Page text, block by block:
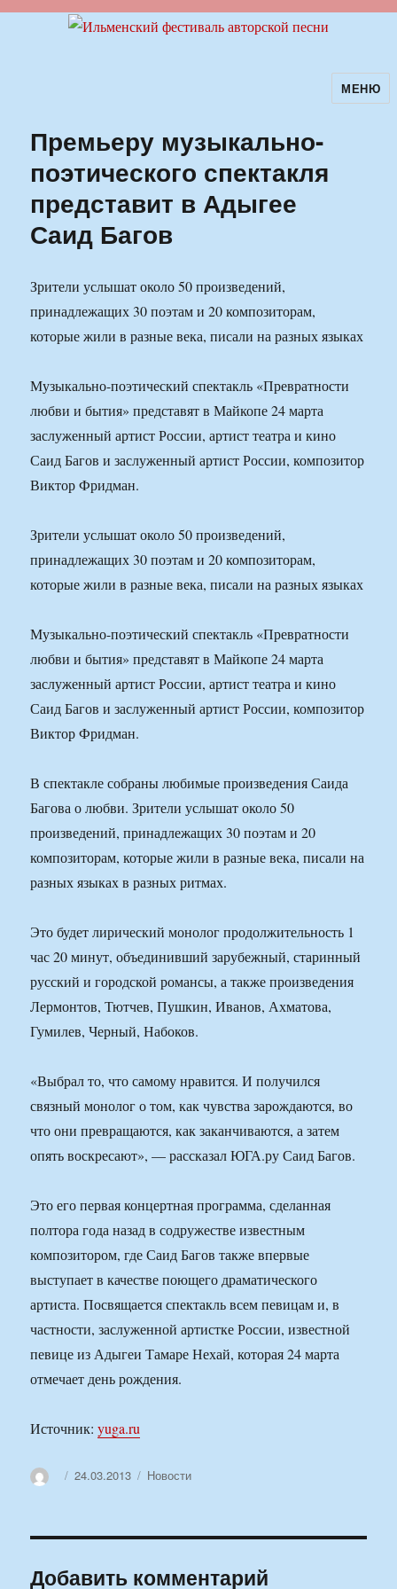
Ильменский фестиваль авторскойМЕНЮ
Премьеру музыкально-
поэтического спектакля
представит в Адыгее
Саид Багов
Зрители услышат около 50 произведений,
принадлежащих 30 поэтам и 20 композиторам,
которые жили в разные века, писали на разных языках
Музыкально-поэтический спектакль «Превратности
любви и бытия» представят в Майкопе 24 марта
заслуженный артист России, артист театра и кино
Саид Багов и заслуженный артист России, композитор
Виктор Фридман.
Зрители услышат около 50 произведений,
принадлежащих 30 поэтам и 20 композиторам,
которые жили в разные века, писали на разных языках
Музыкально-поэтический спектакль «Превратности
любви и бытия» представят в Майкопе 24 марта
заслуженный артист России, артист театра и кино
Саид Багов и заслуженный артист России, композитор
Виктор Фридман.
В спектакле собраны любимые произведения Саида
Багова о любви. Зрители услышат около 50
произведений, принадлежащих 30 поэтам и 20
композиторам, которые жили в разные века, писали на
разных языках в разных ритмах.
Это будет лирический монолог продолжительность 1
час 20 минут, объединивший зарубежный, старинный
русский и городской романсы, а также произведения
Лермонтов, Тютчев, Пушкин, Иванов, Ахматова,
Гумилев, Черный, Набоков.
«Выбрал то, что самому нравится. И получился
связный монолог о том, как чувства зарождаются, во
что они превращаются, как заканчиваются, а затем
опять воскресают», — рассказал ЮГА.ру Саид Багов.
Это его первая концертная программа, сделанная
полтора года назад в содружестве известным
композитором, где Саид Багов также впервые
выступает в качестве поющего драматического
артиста. Посвящается спектакль всем певицам и, в
частности, заслуженной артистке России, известной
певице из Адыгеи Тамаре Нехай, которая 24 марта
отмечает день рождения.
Источник:yuga.ru
АвторОпубликовано
24.03.2013 Рубрики
Новости
Добавить комментарий